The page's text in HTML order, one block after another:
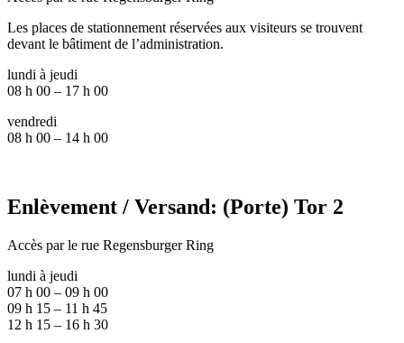
Les places de stationnement réservées aux visiteurs se trouvent
devant le bâtiment de l’administration.
lundi à jeudi
08 h 00 – 17 h 00
vendredi
08 h 00 – 14 h 00
Enlèvement / Versand: (Porte) Tor 2
Accès par le rue Regensburger Ring
lundi à jeudi
07 h 00 – 09 h 00
09 h 15 – 11 h 45
12 h 15 – 16 h 30